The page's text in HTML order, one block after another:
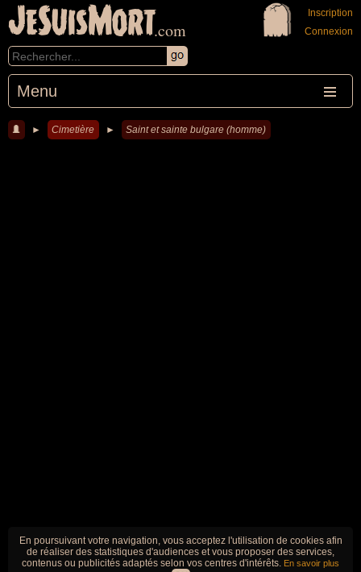
JeSuisMort.com
Menu
Inscription
Connexion
► Cimetière ► Saint et sainte bulgare (homme)
En poursuivant votre navigation, vous acceptez l'utilisation de cookies afin
de réaliser des statistiques d'audiences et vous proposer des services,
contenus ou publicités adaptés selon vos centres d'intérêts. En savoir plus